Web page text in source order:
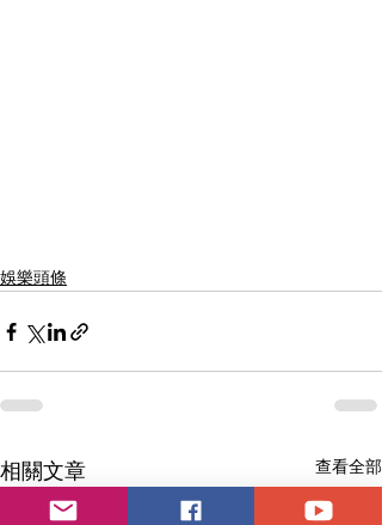
娛樂頭條
相關文章 查看全部